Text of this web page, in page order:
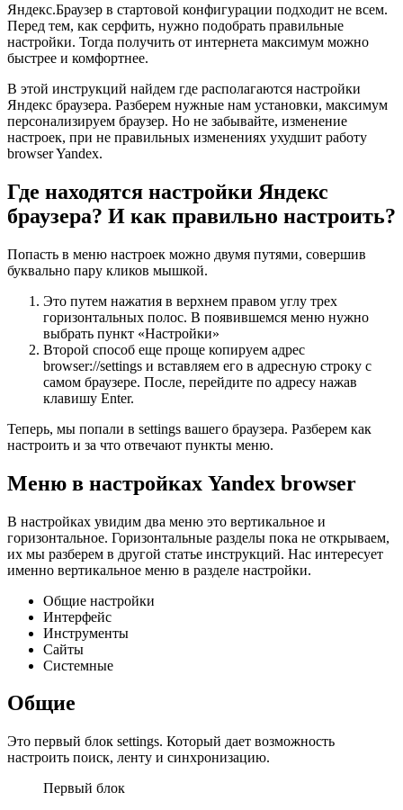
Яндекс.Браузер в стартовой конфигурации подходит не всем.
Перед тем, как серфить, нужно подобрать правильные
настройки. Тогда получить от интернета максимум можно
быстрее и комфортнее.
В этой инструкций найдем где располагаются настройки
Яндекс браузера. Разберем нужные нам установки, максимум
персонализируем браузер. Но не забывайте, изменение
настроек, при не правильных изменениях ухудшит работу
browser Yandex.
Где находятся настройки Яндекс
браузера? И как правильно настроить?
Попасть в меню настроек можно двумя путями, совершив
буквально пару кликов мышкой.
Это путем нажатия в верхнем правом углу трех
горизонтальных полос. В появившемся меню нужно
выбрать пункт «Настройки»
Второй способ еще проще копируем адрес
browser://settings и вставляем его в адресную строку с
самом браузере. После, перейдите по адресу нажав
клавишу Enter.
Теперь, мы попали в settings вашего браузера. Разберем как
настроить и за что отвечают пункты меню.
Меню в настройках Yandex browser
В настройках увидим два меню это вертикальное и
горизонтальное. Горизонтальные разделы пока не открываем,
их мы разберем в другой статье инструкций. Нас интересует
именно вертикальное меню в разделе настройки.
Общие настройки
Интерфейс
Инструменты
Сайты
Системные
Общие
Это первый блок settings. Который дает возможность
настроить поиск, ленту и синхронизацию.
Первый блок